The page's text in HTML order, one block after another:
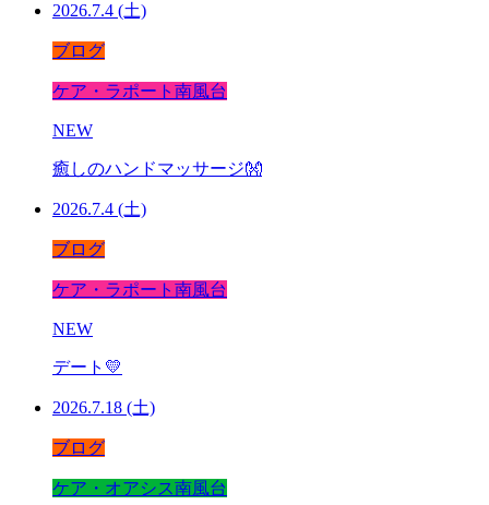
2026.7.4 (土)
ブログ
ケア・ラポート南風台
NEW
癒しのハンドマッサージ👐
2026.7.4 (土)
ブログ
ケア・ラポート南風台
NEW
デート💛
2026.7.18 (土)
ブログ
ケア・オアシス南風台